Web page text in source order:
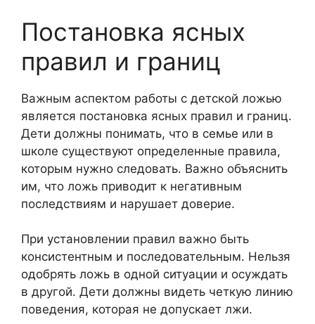
Постановка ясных
правил и границ
Важным аспектом работы с детской ложью
является постановка ясных правил и границ.
Дети должны понимать, что в семье или в
школе существуют определенные правила,
которым нужно следовать. Важно объяснить
им, что ложь приводит к негативным
последствиям и нарушает доверие.
При установлении правил важно быть
консистентным и последовательным. Нельзя
одобрять ложь в одной ситуации и осуждать
в другой. Дети должны видеть четкую линию
поведения, которая не допускает лжи.